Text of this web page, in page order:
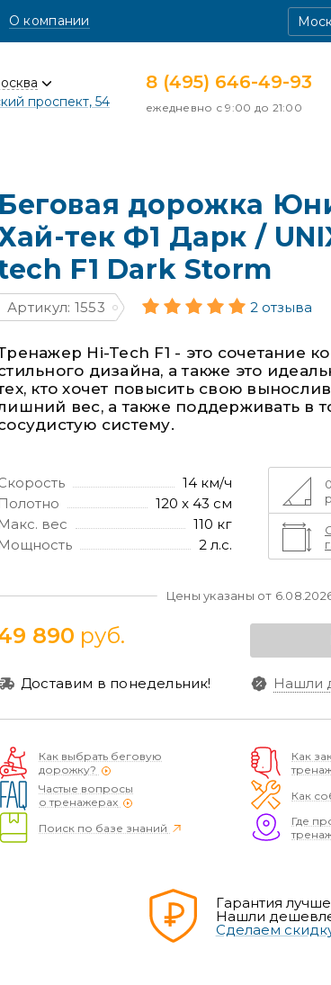
О компании
проспект, 54
8 (495) 646-49-93
ежедневно с 9:00 до 21:00
Беговая дорожка
тек Ф1 Дарк /
F1 Dark Storm
Артикул: 1553 2 отзыва
Hi-Tech F1 - это сочетание
дизайна, а также это
кто хочет повысить свою
вес, а также поддерживать в
систему.
14 км/ч
Полотно
120 x 43 см
Макс. вес
110 кг
Мощность
2 л.с.
Цены указаны от
890 руб.
Доставим в понедельник! Нашли
Как выбрать беговую
дорожку?
Частые вопросы
о тренажерах
Поиск по базе знаний
Как
Как
Где
Гарантия
Нашли
Сделаем